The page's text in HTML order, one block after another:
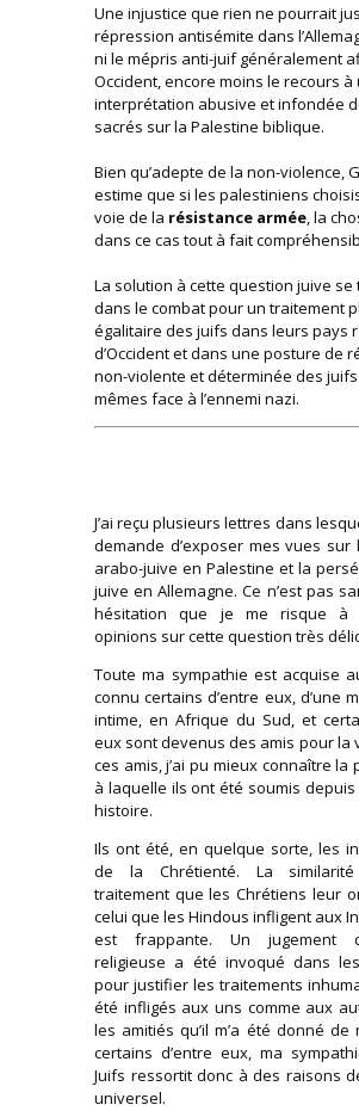
Une injustice que rien ne pourrait
répression antisémite dans
ni le mépris anti-juif généralement
Occident, encore moins le recours à
interprétation abusive et infondée
sacrés sur la Palestine biblique.
Bien qu’adepte de la non-violence,
estime que si les palestiniens
voie de la résistance armée, la
dans ce cas tout à fait
La solution à cette question juive se
dans le combat pour un traitement
égalitaire des juifs dans leurs pays
d’Occident et dans une posture de
non-violente et déterminée des
mêmes face à l’ennemi nazi.
J’ai reçu plusieurs lettres dans
demande d’exposer mes vues sur
arabo-juive en Palestine et la
juive en Allemagne. Ce n’est pas
hésitation que je me risque à
opinions sur cette question très
Toute ma sympathie est acquise
connu certains d’entre eux, d’une
intime, en Afrique du Sud, et
eux sont devenus des amis pour la
ces amis, j’ai pu mieux connaître la
à laquelle ils ont été soumis
histoire.
Ils ont été, en quelque sorte, les
de la Chrétienté. La
traitement que les Chrétiens leur
celui que les Hindous infligent aux
est frappante. Un jugement
religieuse a été invoqué dans
pour justifier les traitements
été infligés aux uns comme aux
les amitiés qu’il m’a été donné de
certains d’entre eux, ma
Juifs ressortit donc à des raisons
universel.